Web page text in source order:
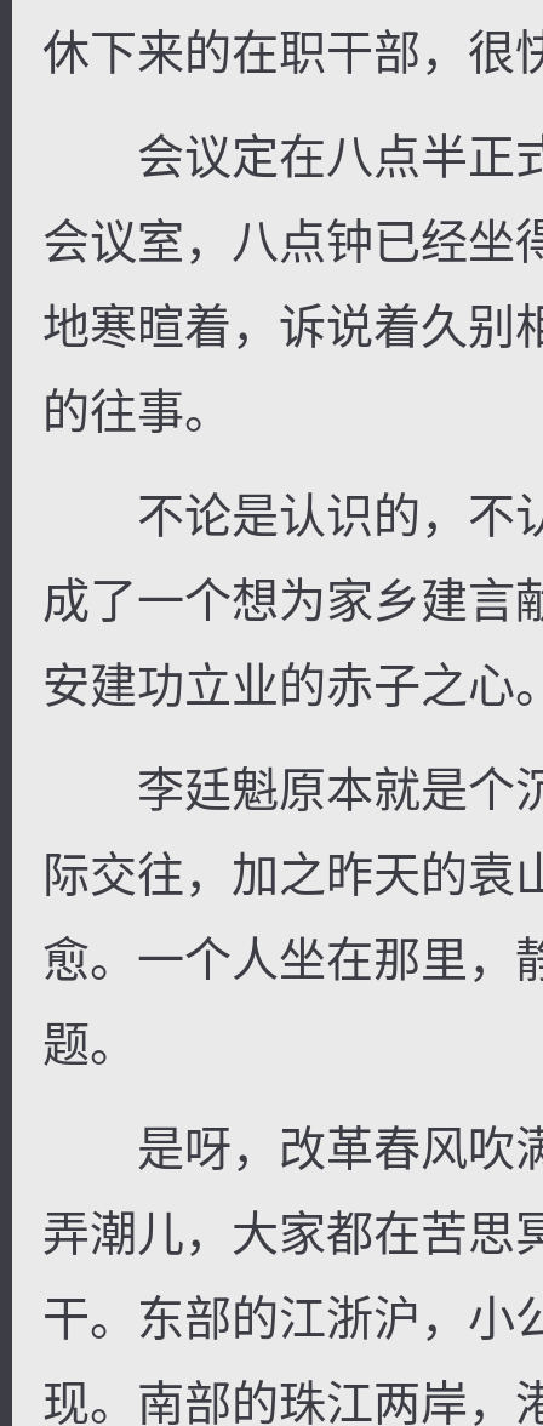
休下来的在职干部，很
会议定在八点半正
会议室，八点钟已经坐
地寒暄着，诉说着久别
的往事。
不论是认识的，不
成了一个想为家乡建言
安建功立业的赤子之心
李廷魁原本就是个
际交往，加之昨天的袁
愈。一个人坐在那里，
题。
是呀，改革春风吹
弄潮儿，大家都在苦思
干。东部的江浙沪，小
现。南部的珠江两岸，